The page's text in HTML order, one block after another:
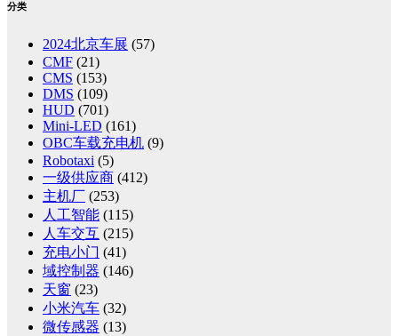
分类
2024北京车展 (57)
CMF (21)
CMS (153)
DMS (109)
HUD (701)
Mini-LED (161)
OBC车载充电机 (9)
Robotaxi (5)
一级供应商 (412)
主机厂 (253)
人工智能 (115)
人车交互 (215)
充电小门 (41)
域控制器 (146)
天窗 (23)
小米汽车 (32)
微传感器 (13)